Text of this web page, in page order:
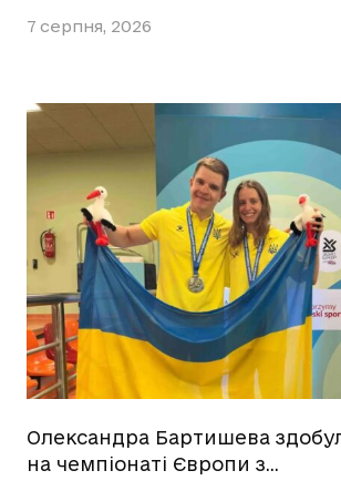
7 серпня, 2026
Олександра Бартишева
на чемпіонаті Європи з…